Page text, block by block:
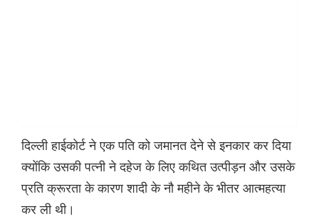
दिल्ली हाईकोर्ट ने एक पति को जमानत देने से इनकार कर दिया
क्योंकि उसकी पत्नी ने दहेज के लिए कथित उत्पीड़न और उसके
प्रति क्रूरता के कारण शादी के नौ महीने के भीतर आत्महत्या
कर ली थी।